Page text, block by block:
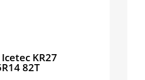
KR27
82T